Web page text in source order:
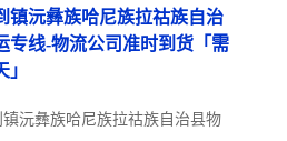
镇沅彝族哈尼族拉祜族自治
专线-物流公司准时到货「需
」
镇沅彝族哈尼族拉祜族自治县物